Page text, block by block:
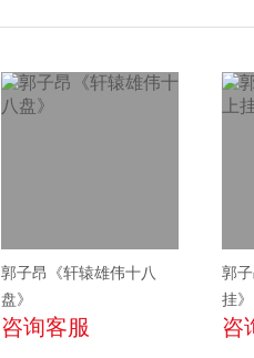
郭子昂《轩辕雄伟十八
盘》
咨询客服
郭
挂》
咨